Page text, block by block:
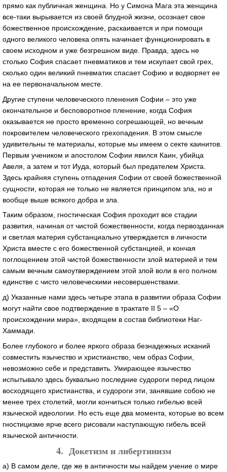
прямо как публичная женщина. Но у Симона Мага эта женщина
все-таки вырывается из своей блудной жизни, осознает свое
божественное происхождение, раскаивается и при помощи
одного великого человека опять начинает функционировать в
своем исходном и уже безгрешном виде. Правда, здесь не
столько София спасает пневматиков и тем искупает свой грех,
сколько один великий пневматик спасает Софию и водворяет ее
на ее первоначальном месте.
Другие ступени человеческого пленения Софии – это уже
окончательное и бесповоротное пленение, когда София
оказывается не просто временно согрешающей, но вечным
покровителем человеческого грехопадения. В этом смысле
удивительны те материалы, которые мы имеем о секте каинитов.
Первым учеником и апостолом Софии явился Каин, убийца
Авеля, а затем и тот Иуда, который был предателем Христа.
Здесь крайняя ступень отпадения Софии от своей божественной
сущности, которая не только не является принципом зла, но и
вообще выше всякого добра и зла.
Таким образом, гностическая София проходит все стадии
развития, начиная от чистой божественности, когда первозданная
и светлая материя субстанциально утверждается в личности
Христа вместе с его божественной субстанцией, и кончая
поглощением этой чистой божественности злой материей и тем
самым вечным самоутверждением этой злой воли в его полном
единстве с чисто человеческими несовершенствами.
д) Указанные нами здесь четыре этапа в развитии образа Софии
могут найти свое подтверждение в трактате II 5 – «О
происхождении мира», входящем в состав библиотеки Наг-
Хаммади.
Более глубокого и более яркого образа безнадежных исканий
совместить язычество и христианство, чем образ Софии,
невозможно себе и представить. Умирающее язычество
испытывало здесь буквально последние судороги перед лицом
восходящего христианства, и судороги эти, занявшие собою не
менее трех столетий, могли кончиться только гибелью всей
языческой идеологии. Но есть еще два момента, которые во всем
гностицизме ярче всего рисовали наступающую гибель всей
языческой античности.
4. Докетизм и либертинизм
а) В самом деле, где же в античности мы найдем учение о мире